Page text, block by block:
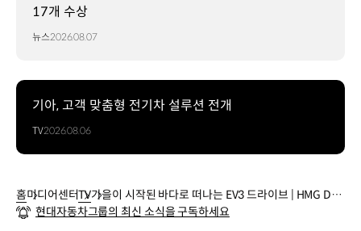
17개 수상
뉴스2026.08.07
기아, 고객 맞춤형 전기차 설루션 전개
TV2026.08.06
홈미디어센터TV가을이 시작된 바다로 떠나는 EV3 드라이브 | HMG Driv
e Vlog
현대자동차그룹의 최신 소식을 구독하세요